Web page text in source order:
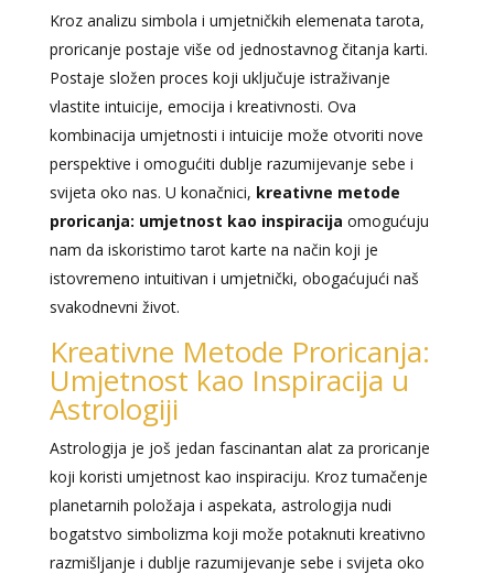
Kroz analizu simbola i umjetničkih elemenata tarota,
proricanje postaje više od jednostavnog čitanja karti.
Postaje složen proces koji uključuje istraživanje
vlastite intuicije, emocija i kreativnosti. Ova
kombinacija umjetnosti i intuicije može otvoriti nove
perspektive i omogućiti dublje razumijevanje sebe i
svijeta oko nas. U konačnici, kreativne metode
proricanja: umjetnost kao inspiracija omogućuju
nam da iskoristimo tarot karte na način koji je
istovremeno intuitivan i umjetnički, obogaćujući naš
svakodnevni život.
Kreativne Metode Proricanja:
Umjetnost kao Inspiracija u
Astrologiji
Astrologija je još jedan fascinantan alat za proricanje
koji koristi umjetnost kao inspiraciju. Kroz tumačenje
planetarnih položaja i aspekata, astrologija nudi
bogatstvo simbolizma koji može potaknuti kreativno
razmišljanje i dublje razumijevanje sebe i svijeta oko